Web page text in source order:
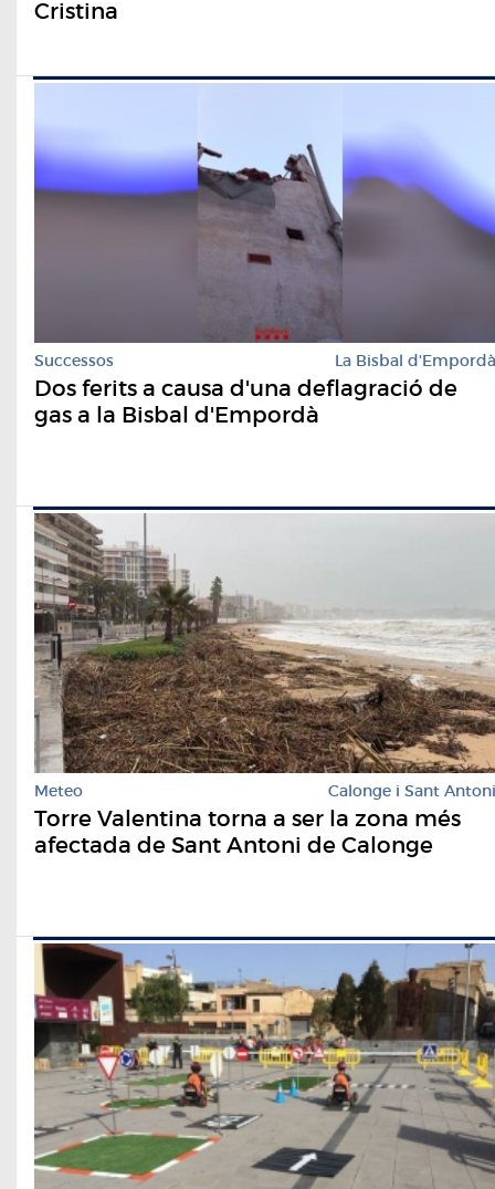
Cristina
Successos La Bisbal d'Empordà
Dos ferits a causa d'una deflagració de
gas a la Bisbal d'Empordà
Meteo Calonge i Sant Antoni
Torre Valentina torna a ser la zona més
afectada de Sant Antoni de Calonge